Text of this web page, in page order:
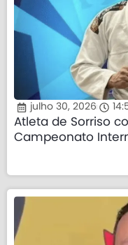
julho 30, 2026
Atleta de Sorriso
Campeonato